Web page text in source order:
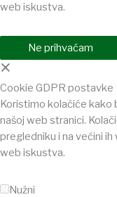
web iskustva.
Ne prihvaćam
×
Cookie GDPR postavke
Koristimo kolačiće kako
našoj web stranici.
pregledniku i na većini
web iskustva.
Nužni